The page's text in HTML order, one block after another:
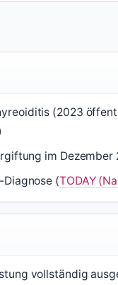
(2023
im
(TODAY
vollständig